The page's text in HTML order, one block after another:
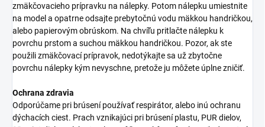
zmäkčovacieho prípravku na nálepky. Potom nálepku umiestnite
na model a opatrne odsajte prebytočnú vodu mäkkou handričkou,
alebo papierovým obrúskom. Na chvíľu pritlačte nálepku k
povrchu prstom a suchou mäkkou handričkou. Pozor, ak ste
použili zmäkčovací prípravok, nedotýkajte sa už zbytočne
povrchu nálepky kým nevyschne, pretože ju môžete úplne zničiť.
Ochrana zdravia
Odporúčame pri brúsení používať respirátor, alebo inú ochranu
dýchacích ciest. Prach vznikajúci pri brúsení plastu, PUR dielov,